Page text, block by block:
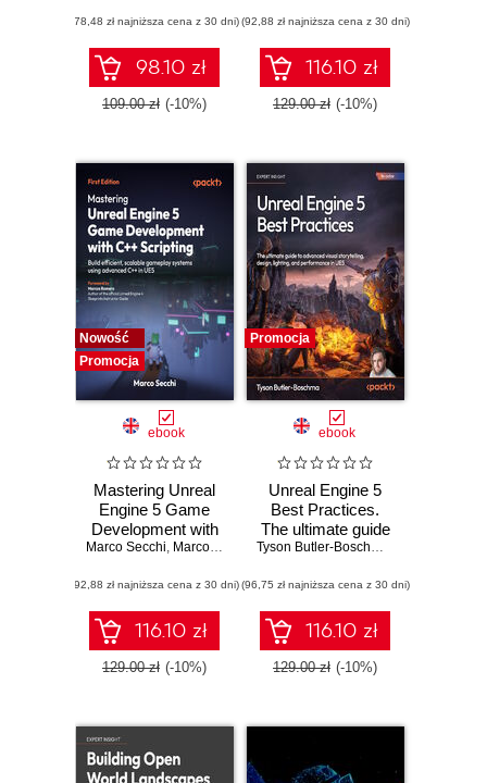
complete workflow
guide for motion
capture and
animation in Unreal
Engine 5 - Second
(78,48 zł najniższa cena z 30 dni)
98.10 zł
109.00 zł (-10%)
destruction, and
cloth
(92,88 zł najniższa cena z 30 dni)
116.10 zł
129.00 zł (-10%)
Nowość
Promocja
ebook
Mastering Unreal
Engine 5 Game
Development with
C++ Scripting.
scalable gameplay
systems using
advanced C++ in
UE5
Marco Secchi, Marcos Romero
(92,88 zł najniższa cena z 30 dni)
116.10 zł
129.00 zł (-10%)
Promocja
ebook
Unreal Engine 5
Best Practices.
The ultimate guide
to advanced visual
lighting, and
performance in
UE5
Tyson Butler-Boschma
(96,75 zł najniższa cena z 30 dni)
116.10 zł
129.00 zł (-10%)